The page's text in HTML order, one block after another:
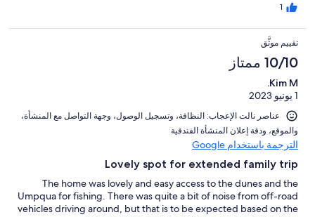
1
تقييم موثَّق
10/10 ممتاز
Kim M.
1 يونيو 2023
عناصر نالت الإعجاب: ⁦النظافة⁩، و⁦تسجيل الوصول⁩، و⁦جهة التواصل مع المنشأة⁩،
و⁦الموقع⁩، و⁦دقة إعلان المنشأة الفندقية⁩
الترجمة باستخدام Google
Lovely spot for extended family trip
The home was lovely and easy access to the dunes and the
Umpqua for fishing. There was quite a bit of noise from off-road
vehicles driving around, but that is to be expected based on the